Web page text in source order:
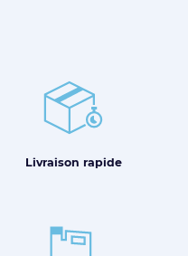
Livraison rapide